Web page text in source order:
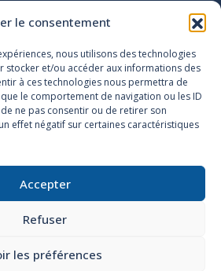
le consentement
nous utilisons des technologies
stocker et/ou accéder aux informations des
à ces technologies nous permettra de
le comportement de navigation ou les ID
ne pas consentir ou de retirer son
effet négatif sur certaines caractéristiques
Accepter
Refuser
les préférences
d’expertise
Politique des témoins
d’utilisation